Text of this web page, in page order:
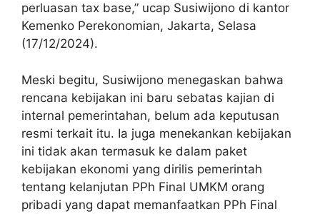
perluasan tax base,” ucap Susiwijono di kantor
Kemenko Perekonomian, Jakarta, Selasa
(17/12/2024).
Meski begitu, Susiwijono menegaskan bahwa
rencana kebijakan ini baru sebatas kajian di
internal pemerintahan, belum ada keputusan
resmi terkait itu. Ia juga menekankan kebijakan
ini tidak akan termasuk ke dalam paket
kebijakan ekonomi yang dirilis pemerintah
tentang kelanjutan PPh Final UMKM orang
pribadi yang dapat memanfaatkan PPh Final